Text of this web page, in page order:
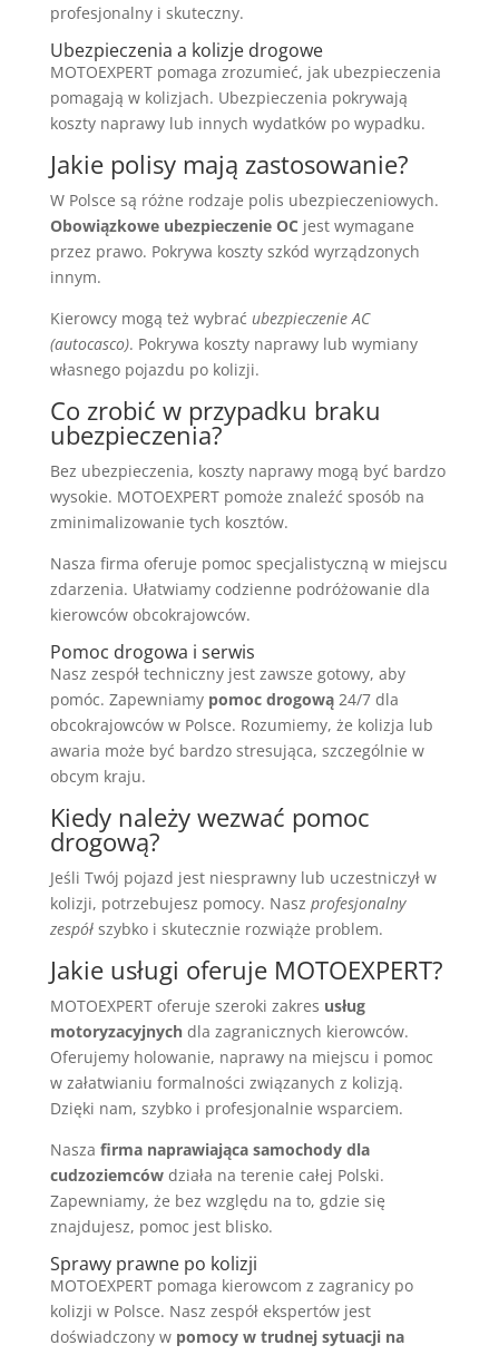
profesjonalny i skuteczny.
Ubezpieczenia a kolizje drogowe
MOTOEXPERT pomaga zrozumieć, jak ubezpieczenia
pomagają w kolizjach. Ubezpieczenia pokrywają
koszty naprawy lub innych wydatków po wypadku.
Jakie polisy mają zastosowanie?
W Polsce są różne rodzaje polis ubezpieczeniowych.
Obowiązkowe ubezpieczenie OC jest wymagane
przez prawo. Pokrywa koszty szkód wyrządzonych
innym.
Kierowcy mogą też wybrać ubezpieczenie AC
(autocasco). Pokrywa koszty naprawy lub wymiany
własnego pojazdu po kolizji.
Co zrobić w przypadku braku
ubezpieczenia?
Bez ubezpieczenia, koszty naprawy mogą być bardzo
wysokie. MOTOEXPERT pomoże znaleźć sposób na
zminimalizowanie tych kosztów.
Nasza firma oferuje pomoc specjalistyczną w miejscu
zdarzenia. Ułatwiamy codzienne podróżowanie dla
kierowców obcokrajowców.
Pomoc drogowa i serwis
Nasz zespół techniczny jest zawsze gotowy, aby
pomóc. Zapewniamy pomoc drogową24/7 dla
obcokrajowców w Polsce. Rozumiemy, że kolizja lub
awaria może być bardzo stresująca, szczególnie w
obcym kraju.
Kiedy należy wezwać pomoc
drogową?
Jeśli Twój pojazd jest niesprawny lub uczestniczył w
kolizji, potrzebujesz pomocy. Nasz profesjonalny
zespółszybko i skutecznie rozwiąże problem.
Jakie usługi oferuje MOTOEXPERT?
MOTOEXPERT oferuje szeroki zakres usług
motoryzacyjnychdla zagranicznych kierowców.
Oferujemy holowanie, naprawy na miejscu i pomoc
w załatwianiu formalności związanych z kolizją.
Dzięki nam, szybko i profesjonalnie wsparciem.
Nasza firma naprawiająca samochody dla
cudzoziemcówdziała na terenie całej Polski.
Zapewniamy, że bez względu na to, gdzie się
znajdujesz, pomoc jest blisko.
Sprawy prawne po kolizji
MOTOEXPERT pomaga kierowcom z zagranicy po
kolizji w Polsce. Nasz zespół ekspertów jest
doświadczony w pomocy w trudnej sytuacji na